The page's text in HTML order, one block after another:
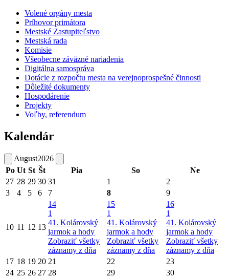
Volené orgány mesta
Príhovor primátora
Mestské Zastupiteľstvo
Mestská rada
Komisie
Všeobecne záväzné nariadenia
Digitálna samospráva
Dotácie z rozpočtu mesta na verejnoprospešné činnosti
Dôležité dokumenty
Hospodárenie
Projekty
Voľby, referendum
Kalendár
August2026
Po Ut St Št Pia So
Ne
27 28 29 30 31 1
2
3
4 5 6 7 8 9
10 11 12 13
14
1
41. Kolárovský
jarmok a hody
Zobraziť všetky
záznamy z dňa
15
1
41. Kolárovský
jarmok a hody
Zobraziť všetky
záznamy z dňa
16
1
41. Kolárovský
jarmok a hody
Zobraziť všetky
záznamy z dňa
17 18 19 20 21 22
23
24 25 26 27 28 29
30